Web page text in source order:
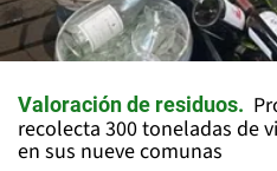
Valoración de residuos
recolecta 300 toneladas de
en sus nueve comunas